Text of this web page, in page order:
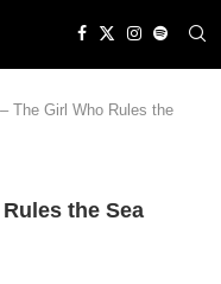
The Girl Who Rules the
the Sea